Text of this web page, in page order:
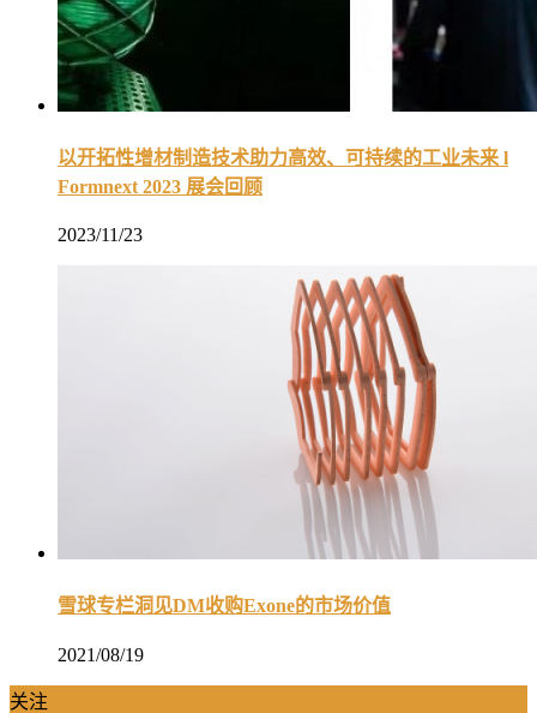
以开拓性增材制造技术助力高效、可持续的工业未来 l
Formnext 2023 展会回顾
2023/11/23
雪球专栏洞见DM收购Exone的市场价值
2021/08/19
关注